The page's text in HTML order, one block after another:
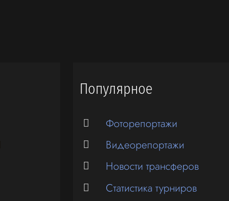
Популярное
Фоторепортажи
Видеорепортажи
Новости трансферов
Статистика турниров